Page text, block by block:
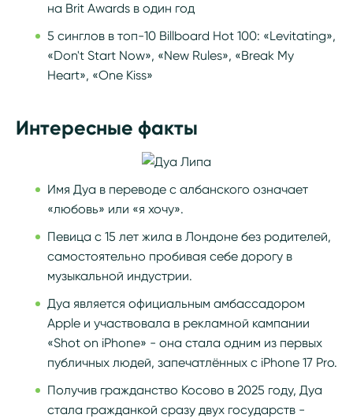
на Brit Awards в один год
5 синглов в топ-10 Billboard Hot 100: «Levitating»,
«Don't Start Now», «New Rules», «Break My
Heart», «One Kiss»
Интересные факты
Имя Дуа в переводе с албанского означает
«любовь» или «я хочу».
Певица с 15 лет жила в Лондоне без родителей,
самостоятельно пробивая себе дорогу в
музыкальной индустрии.
Дуа является официальным амбассадором
Apple и участвовала в рекламной кампании
«Shot on iPhone» - она стала одним из первых
публичных людей, запечатлённых с iPhone 17 Pro.
Получив гражданство Косово в 2025 году, Дуа
стала гражданкой сразу двух государств -